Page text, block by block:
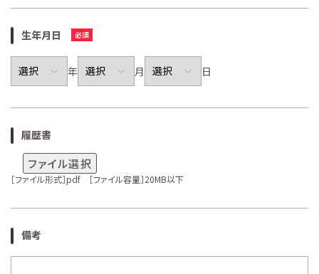
生年月日
年 月 日
履歴書
ファイル選択
［ファイル形式］pdf ［ファイル容量］20MB以下
備考